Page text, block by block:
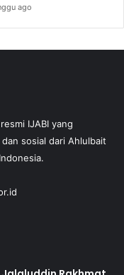
ago
IJABI yang
sosial dari Ahlulbait